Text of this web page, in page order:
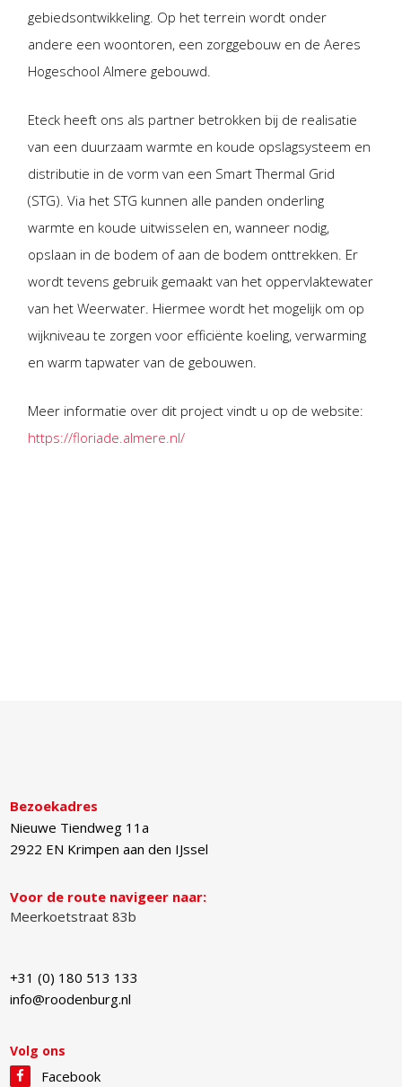
gebiedsontwikkeling. Op het terrein wordt onder
andere een woontoren, een zorggebouw en de Aeres
Hogeschool Almere gebouwd.
Eteck heeft ons als partner betrokken bij de realisatie
van een duurzaam warmte en koude opslagsysteem en
distributie in de vorm van een Smart Thermal Grid
(STG). Via het STG kunnen alle panden onderling
warmte en koude uitwisselen en, wanneer nodig,
opslaan in de bodem of aan de bodem onttrekken. Er
wordt tevens gebruik gemaakt van het oppervlaktewater
van het Weerwater. Hiermee wordt het mogelijk om op
wijkniveau te zorgen voor efficiënte koeling, verwarming
en warm tapwater van de gebouwen.
Meer informatie over dit project vindt u op de website:
https://floriade.almere.nl/
Bezoekadres
Nieuwe Tiendweg 11a
2922 EN Krimpen aan den IJssel
Voor de route navigeer naar:
Meerkoetstraat 83b
+31 (0) 180 513 133
info@roodenburg.nl
Volg ons
Facebook